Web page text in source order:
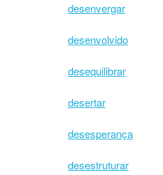
desenvergar
desenvolvido
desequilibrar
desertar
desesperança
desestruturar